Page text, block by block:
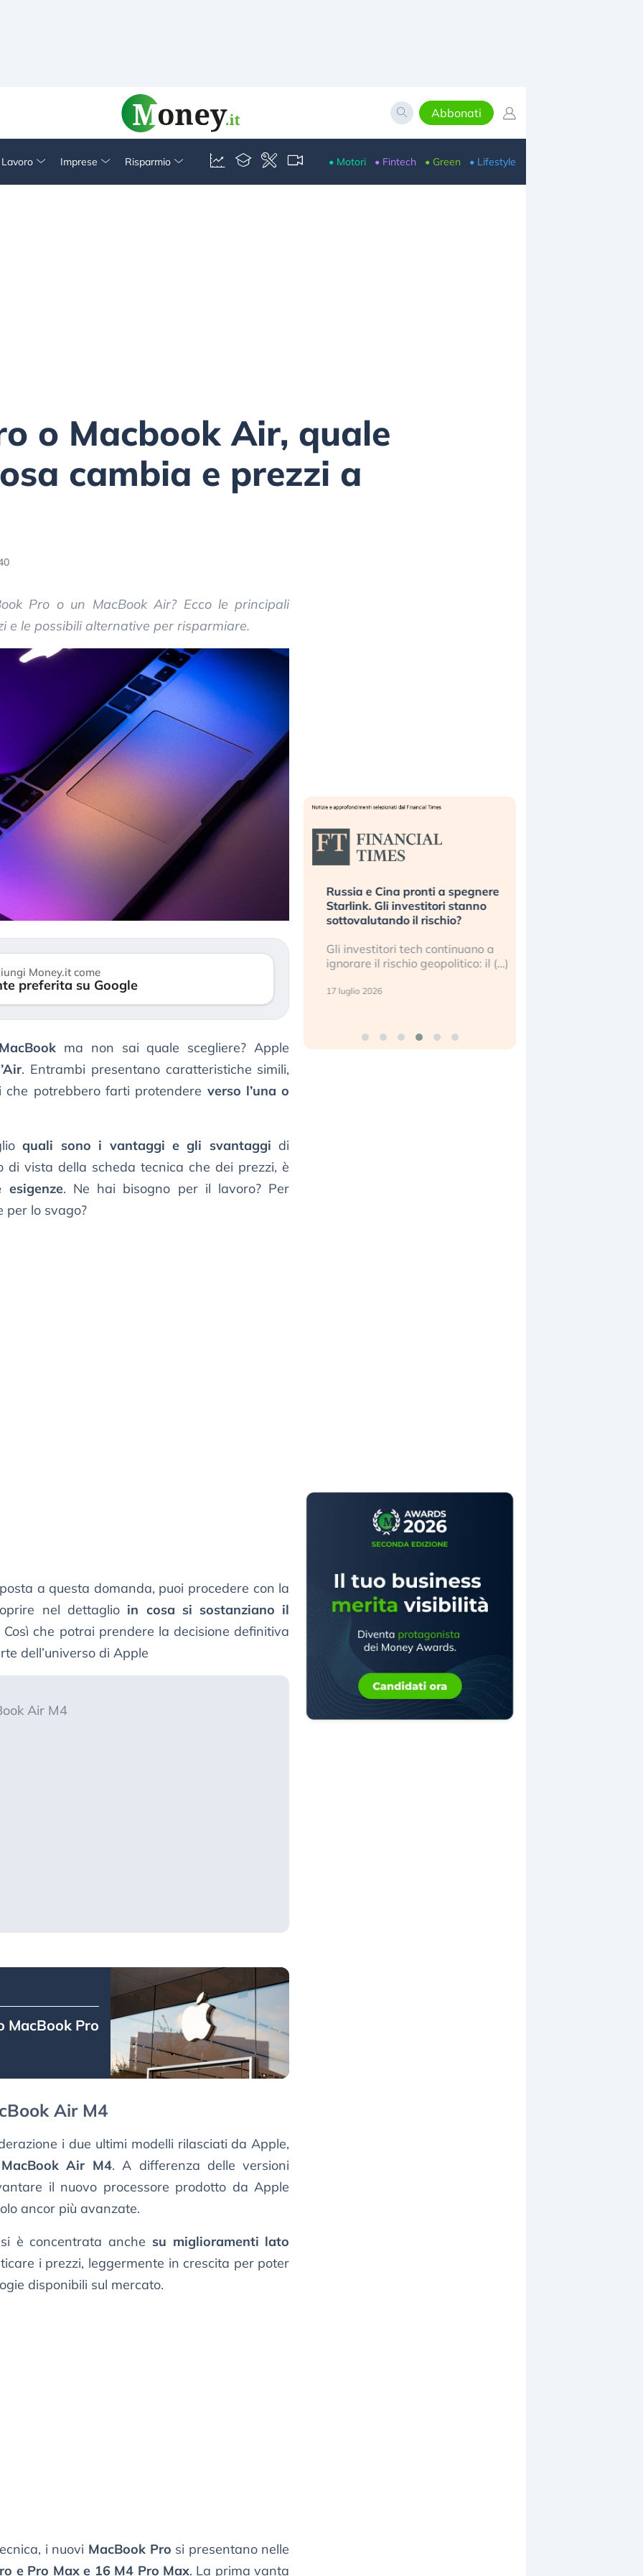
Abbonati
Imprese Risparmio • Motori • Fintech • Green • Lifestyle
o Macbook Air, quale
cambia e prezzi a
Pro o un MacBook Air? Ecco le principali
e le possibili alternative per risparmiare.
Money.it come
preferita su Google
ma non sai quale scegliere? Apple
. Entrambi presentano caratteristiche simili,
potrebbero farti protendere verso l’una o
quali sono i vantaggi e gli svantaggi di
vista della scheda tecnica che dei prezzi, è
. Ne hai bisogno per il lavoro? Per
per lo svago?
a questa domanda, puoi procedere con la
nel dettaglio in cosa si sostanziano il
Così che potrai prendere la decisione definitiva
dell’universo di Apple
Air M4
MacBook Pro
Air M4
i due ultimi modelli rilasciati da Apple,
Air M4. A differenza delle versioni
il nuovo processore prodotto da Apple
ancor più avanzate.
è concentrata anche su miglioramenti lato
i prezzi, leggermente in crescita per poter
disponibili sul mercato.
i nuovi MacBook Pro si presentano nelle
e Pro Max e 16 M4 Pro Max. La prima vanta
Investitori
lo scoppio
Quando la finanza pesa più
dell’economia reale. L’America sta
ripetendo gli errori del 2008?
sempre più sganciata dall’economia
reale. (…)
24 luglio 2026
Russia e Cina pronti a spegnere
Starlink. Gli investitori stanno
sottovalutando il rischio?
Gli investitori tech continuano a
ignorare il rischio geopolitico: il (…)
17 luglio 2026